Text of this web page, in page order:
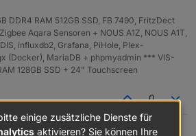
DDR4 RAM 512GB SSD, FB 7490, FritzDect
Aqara Sensoren + NOUS A1Z, NOUS A1T,
influxdb2, Grafana, PiHole, Plex-
(Docker), MariaDB + phpmyadmin *** VIS-
128GB SSD + 24" Touchscreen
0
einige zusätzliche Dienste für
aktivieren? Sie können Ihre